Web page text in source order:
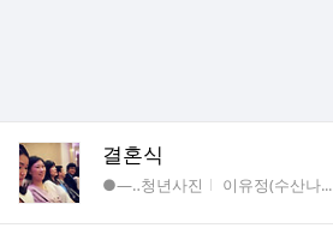
결혼식
게시판명
●―‥청년사진 작성자
이유정(수산나...